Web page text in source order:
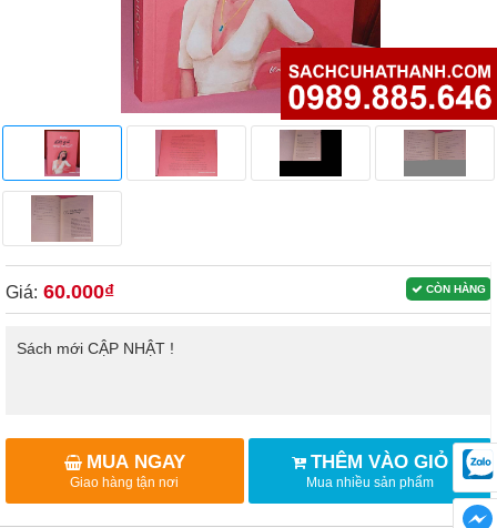
CÒN HÀNG
Giá: 60.000₫
Sách mới CẬP NHẬT !
MUA NGAY
Giao hàng tận nơi
THÊM VÀO GIỎ
Mua nhiều sản phẩm